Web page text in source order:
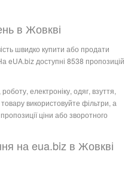
в Жовкві
швидко купити або продати
eUA.biz доступні 8538 пропозицій
електроніку, одяг, взуття,
використовуйте фільтри, а
ціни або зворотного
на eua.biz в Жовкві